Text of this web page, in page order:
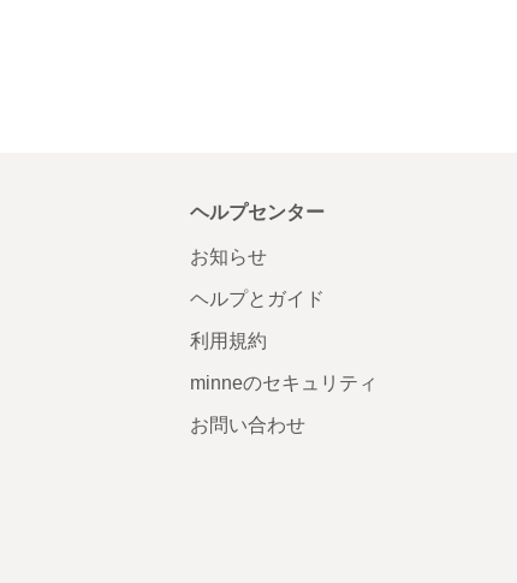
ヘルプセンター
お知らせ
ヘルプとガイド
利用規約
minneのセキュリティ
お問い合わせ